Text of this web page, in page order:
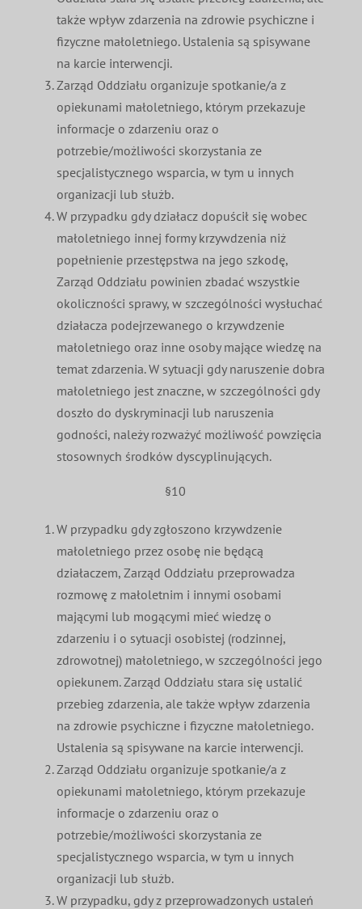
także wpływ zdarzenia na zdrowie psychiczne i
fizyczne małoletniego. Ustalenia są spisywane
na karcie interwencji.
Zarząd Oddziału organizuje spotkanie/a z
opiekunami małoletniego, którym przekazuje
informacje o zdarzeniu oraz o
potrzebie/możliwości skorzystania ze
specjalistycznego wsparcia, w tym u innych
organizacji lub służb.
W przypadku gdy działacz dopuścił się wobec
małoletniego innej formy krzywdzenia niż
popełnienie przestępstwa na jego szkodę,
Zarząd Oddziału powinien zbadać wszystkie
okoliczności sprawy, w szczególności wysłuchać
działacza podejrzewanego o krzywdzenie
małoletniego oraz inne osoby mające wiedzę na
temat zdarzenia. W sytuacji gdy naruszenie dobra
małoletniego jest znaczne, w szczególności gdy
doszło do dyskryminacji lub naruszenia
godności, należy rozważyć możliwość powzięcia
stosownych środków dyscyplinujących.
§10
W przypadku gdy zgłoszono krzywdzenie
małoletniego przez osobę nie będącą
działaczem, Zarząd Oddziału przeprowadza
rozmowę z małoletnim i innymi osobami
mającymi lub mogącymi mieć wiedzę o
zdarzeniu i o sytuacji osobistej (rodzinnej,
zdrowotnej) małoletniego, w szczególności jego
opiekunem. Zarząd Oddziału stara się ustalić
przebieg zdarzenia, ale także wpływ zdarzenia
na zdrowie psychiczne i fizyczne małoletniego.
Ustalenia są spisywane na karcie interwencji.
Zarząd Oddziału organizuje spotkanie/a z
opiekunami małoletniego, którym przekazuje
informacje o zdarzeniu oraz o
potrzebie/możliwości skorzystania ze
specjalistycznego wsparcia, w tym u innych
organizacji lub służb.
W przypadku, gdy z przeprowadzonych ustaleń